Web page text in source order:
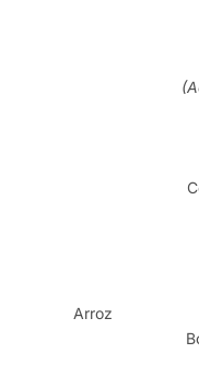
Arroz